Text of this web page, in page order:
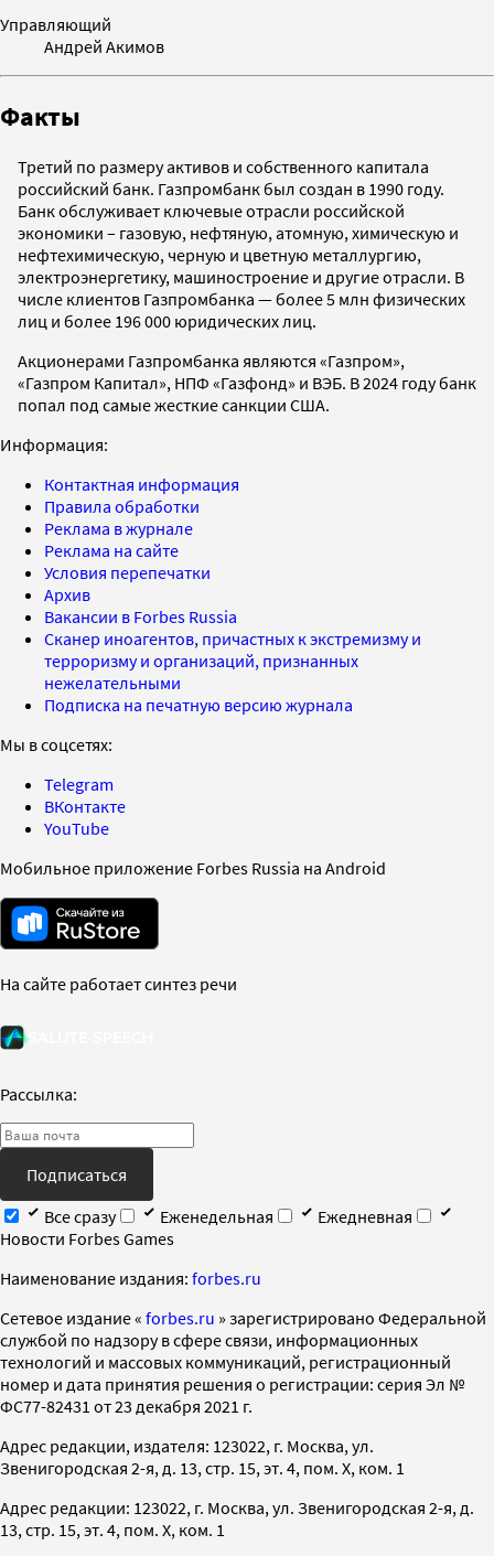
Управляющий
Андрей Акимов
Факты
Третий по размеру активов и собственного капитала
российский банк. Газпромбанк был создан в 1990 году.
Банк обслуживает ключевые отрасли российской
экономики – газовую, нефтяную, атомную, химическую и
нефтехимическую, черную и цветную металлургию,
электроэнергетику, машиностроение и другие отрасли. В
числе клиентов Газпромбанка — более 5 млн физических
лиц и более 196 000 юридических лиц.
Акционерами Газпромбанка являются «Газпром»,
«Газпром Капитал», НПФ «Газфонд» и ВЭБ. В 2024 году банк
попал под самые жесткие санкции США.
Информация:
Контактная информация
Правила обработки
Реклама в журнале
Реклама на сайте
Условия перепечатки
Архив
Вакансии в Forbes Russia
Сканер иноагентов, причастных к экстремизму и
терроризму и организаций, признанных
нежелательными
Подписка на печатную версию журнала
Мы в соцсетях:
Telegram
ВКонтакте
YouTube
Мобильное приложение Forbes Russia на Android
На сайте работает синтез речи
Рассылка:
Подписаться
Все сразу
Еженедельная
Ежедневная
Новости Forbes Games
Наименование издания: forbes.ru
Cетевое издание « forbes.ru » зарегистрировано Федеральной
службой по надзору в сфере связи, информационных
технологий и массовых коммуникаций, регистрационный
номер и дата принятия решения о регистрации: серия Эл №
ФС77-82431 от 23 декабря 2021 г.
Адрес редакции, издателя: 123022, г. Москва, ул.
Звенигородская 2-я, д. 13, стр. 15, эт. 4, пом. X, ком. 1
Адрес редакции: 123022, г. Москва, ул. Звенигородская 2-я, д.
13, стр. 15, эт. 4, пом. X, ком. 1